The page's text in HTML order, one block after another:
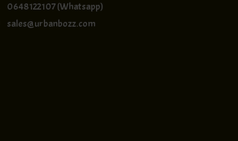
0648122107(Whatsapp)
sales@urbanbozz.com